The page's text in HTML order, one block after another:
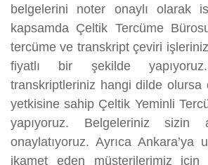
belgelerini noter onaylı olarak
kapsamda Çeltik Tercüme
tercüme ve transkript çeviri
fiyatlı bir şekilde
transkriptleriniz hangi dilde olursa
yetkisine sahip Çeltik Yeminli
yapıyoruz. Belgeleriniz sizin
onaylatıyoruz. Ayrıca Ankara’ya
ikamet eden müşterilerimiz için